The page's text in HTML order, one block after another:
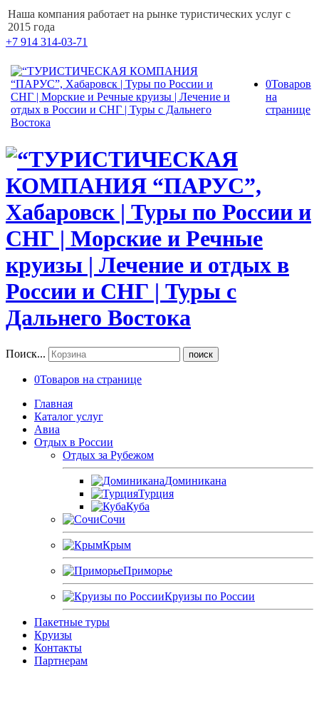
Наша компания работает на рынке туристических услуг с
2015 года
+7 914 314-03-71
0Товаров
на
странице
Поиск... поиск
0Товаров на странице
Главная
Каталог услуг
Авиа
Отдых в России
Отдых за Рубежом
Доминикана
Турция
Куба
Сочи
Крым
Приморье
Круизы по России
Пакетные туры
Круизы
Контакты
Партнерам